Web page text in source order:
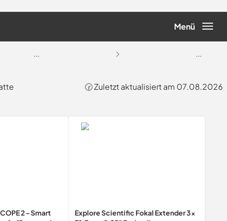
Menü
... ...
🕝 Zuletzt aktualisiert am 07.08.2026
2 - Smart
Explore Scientific Fokal Extender 3x